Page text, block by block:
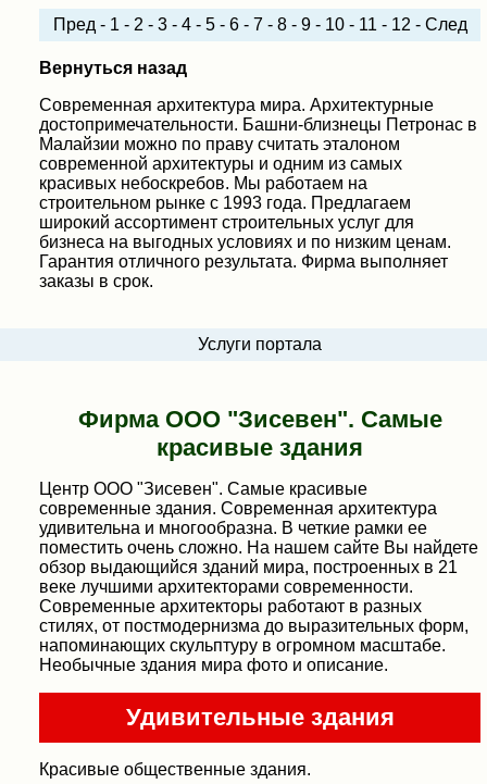
Пред - 1 - 2 - 3- 4- 5- 6- 7- 8- 9- 10- 11 - 12 - След
Вернуться назад
Современная архитектура мира. Архитектурные
достопримечательности. Башни-близнецы Петронас в
Малайзии можно по праву считать эталоном
современной архитектуры и одним из самых
красивых небоскребов. Мы работаем на
строительном рынке с 1993 года. Предлагаем
широкий ассортимент строительных услуг для
бизнеса на выгодных условиях и по низким ценам.
Гарантия отличного результата. Фирма выполняет
заказы в срок.
Услуги портала
Фирма ООО "Зисевен". Самые
красивые здания
Центр ООО "Зисевен". Самые красивые
современные здания. Современная архитектура
удивительна и многообразна. В четкие рамки ее
поместить очень сложно. На нашем сайте Вы найдете
обзор выдающийся зданий мира, построенных в 21
веке лучшими архитекторами современности.
Современные архитекторы работают в разных
стилях, от постмодернизма до выразительных форм,
напоминающих скульптуру в огромном масштабе.
Необычные здания мира фото и описание.
Удивительные здания
Красивые общественные здания.